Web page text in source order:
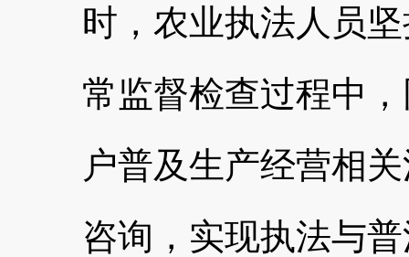
时，农业执法人员
常监督检查过程中
户普及生产经营相
咨询，实现执法与